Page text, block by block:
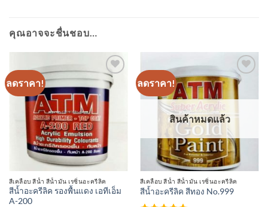
คุณอาจจะชื่นชอบ…
ลดราคา!
เพิ่มเข้า
ใน
รายการ
ติดตาม
สีเคลือบ สีน้ำ สีน้ำมัน เรซิ่นอะครีลิค
สีน้ำอะครีลิค รองพื้นแดง เอทีเอ็ม
A-200
ลดราคา!
เพิ่มเข้า
รายการ
ติดตาม
สินค้าหมดแล้ว
สีเคลือบ สีน้ำ สีน้ำมัน เรซิ่นอะครีลิค
สีน้ำอะครีลิค สีทอง No.999